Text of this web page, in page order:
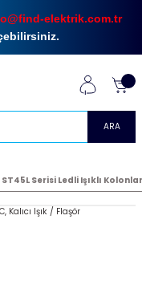
elektrik.com.tr
ARA
ST45L Serisi Ledli Işıklı Kolonlar